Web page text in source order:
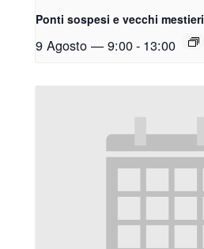
Ponti sospesi e vecchi mestieri
9 Agosto — 9:00- 13:00